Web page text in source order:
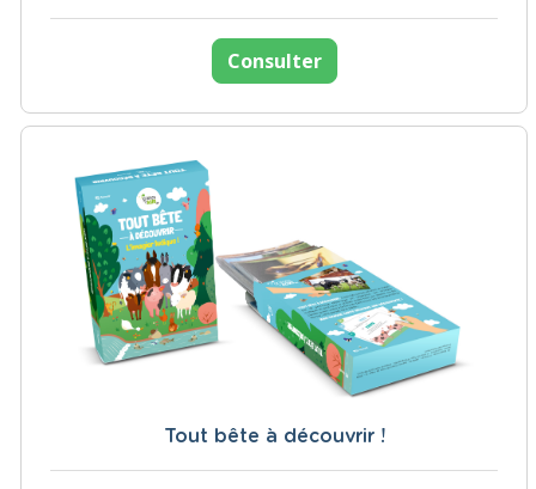
Consulter
Tout bête à découvrir !